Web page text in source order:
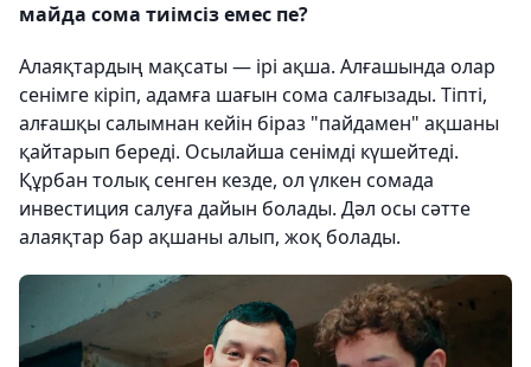
майда сома тиімсіз емес пе?
Алаяқтардың мақсаты — ірі ақша. Алғашында олар
сенімге кіріп, адамға шағын сома салғызады. Тіпті,
алғашқы салымнан кейін біраз "пайдамен" ақшаны
қайтарып береді. Осылайша сенімді күшейтеді.
Құрбан толық сенген кезде, ол үлкен сомада
инвестиция салуға дайын болады. Дәл осы сәтте
алаяқтар бар ақшаны алып, жоқ болады.